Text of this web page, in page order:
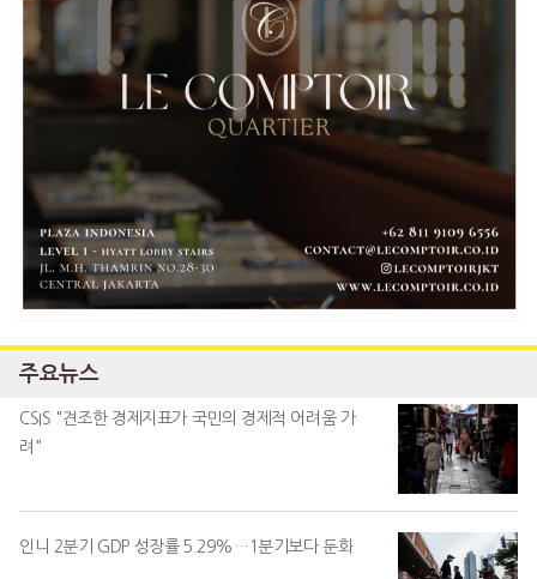
주요뉴스
CSIS "견조한 경제지표가 국민의 경제적 어려움 가
려"
인니 2분기 GDP 성장률 5.29%…1분기보다 둔화